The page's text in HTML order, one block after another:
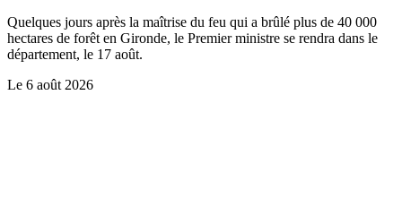
Quelques jours après la maîtrise du feu qui a brûlé plus de 40 000
hectares de forêt en Gironde, le Premier ministre se rendra dans le
département, le 17 août.
Le 6 août 2026